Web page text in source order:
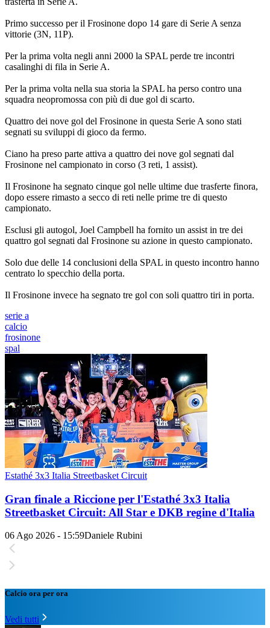
Primo successo per il Frosinone dopo 14 gare di Serie A senza
vittorie (3N, 11P).
Per la prima volta negli anni 2000 la SPAL perde tre incontri
casalinghi di fila in Serie A.
Per la prima volta nella sua storia la SPAL ha perso contro una
squadra neopromossa con più di due gol di scarto.
Quattro dei nove gol del Frosinone in questa Serie A sono stati
segnati su sviluppi di gioco da fermo.
Ciano ha preso parte attiva a quattro dei nove gol segnati dal
Frosinone nel campionato in corso (3 reti, 1 assist).
Il Frosinone ha segnato cinque gol nelle ultime due trasferte finora,
dopo essere rimasto a secco di reti nelle prime tre di questo
campionato.
Esclusi gli autogol, Joel Campbell ha fornito un assist in tre dei
quattro gol segnati dal Frosinone su azione in questo campionato.
Solo due delle 14 conclusioni della SPAL in questo incontro hanno
centrato lo specchio della porta.
Il Frosinone invece ha segnato tre gol con soli quattro tiri in porta.
serie a
calcio
frosinone
spal
Estathé 3x3 Italia Streetbasket Circuit
Gran finale a Riccione per l'Estathé 3x3 Italia
Streetbasket Circuit: All Star e DKB regine d'Italia
06 Ago 2026 - 15:59Daniele Rubini
Calcio ora per ora
Vedi tutti